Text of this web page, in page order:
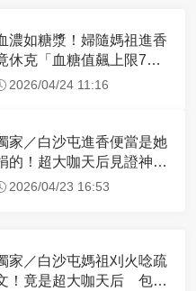
濃如糖漿！婦隨媽祖進香
休克「血糖值飆上限7
倍」 醫曝原因
2026/04/24 11:16
家／白沙屯進香便當是她
的！超大咖天后見證神
一靠近媽祖就爆哭
2026/04/23 16:53
家／白沙屯媽祖刈火唸疏
！竟是超大咖天后 包尿